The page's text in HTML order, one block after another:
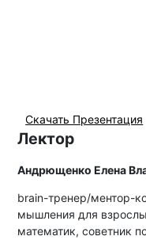
Скачать Презентация
Лектор
Андрющенко Елена
brain-тренер/ментор-
мышления для
математик, советник